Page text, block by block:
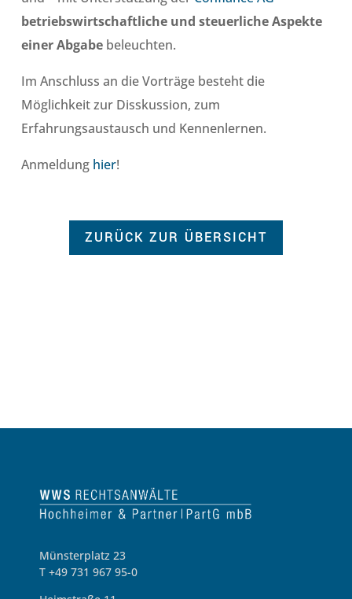
betriebswirtschaftliche und steuerliche Aspekte
einer Abgabe beleuchten.
Im Anschluss an die Vorträge besteht die
Möglichkeit zur Disskussion, zum
Erfahrungsaustausch und Kennenlernen.
Anmeldung hier!
ZURÜCK ZUR ÜBERSICHT
Münsterplatz 23
T +49 731 967 95-0